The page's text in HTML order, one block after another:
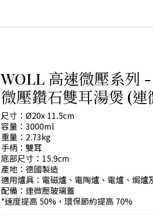
WOLL 高速微壓系列
微壓鑽石雙耳湯煲 (
尺寸：Ø20x 11.5cm
容量：3000ml
重量：2.73kg
手柄：雙耳
底部尺寸：15.9cm
產地：德國製造
適用爐具：電磁爐、電陶爐、電爐、焗爐
配備：連微壓玻璃蓋
*速度提高 50%，環保節約提高 70%